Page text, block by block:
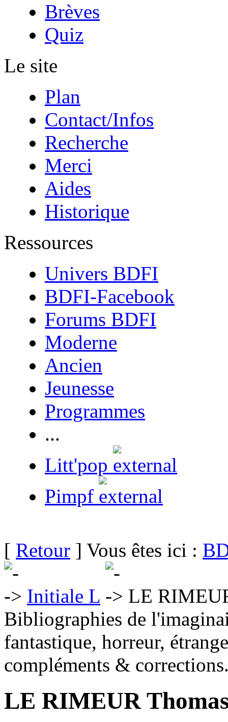
Brèves
Quiz
Le site
Plan
Contact/Infos
Recherche
Merci
Aides
Historique
Ressources
Univers BDFI
BDFI-Facebook
Forums BDFI
Moderne
Ancien
Jeunesse
Programmes
...
Litt'pop
Pimpf
[ Retour ] Vous êtes ici :
Initiale L
LE
Bibliographies de
fantastique, horreur,
compléments &
LE RIMEUR